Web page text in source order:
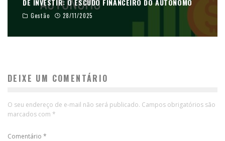
Gestão 28/11/2025
DEIXE UM COMENTÁRIO
O seu endereço de e-mail não será publicado. Campos obrigatórios são
marcados com *
Comentário *